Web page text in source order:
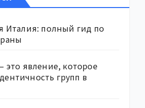
Италия: полный гид по
это явление, которое
групп в